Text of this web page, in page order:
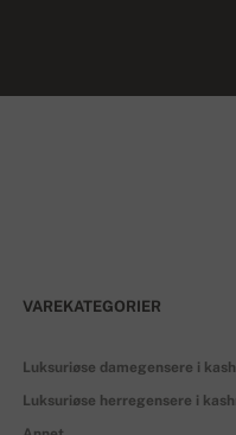
VAREKATEGORIER
Luksuriøse damegensere i
Luksuriøse herregensere i